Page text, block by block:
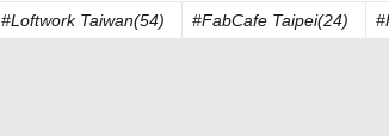
#Loftwork Taiwan(54)
#FabCafe Taipei(24)